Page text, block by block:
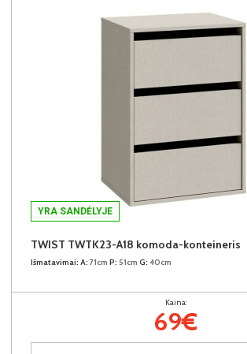
YRA SANDĖLYJE
TWIST TWTK23-A18 komoda-konteineris
Išmatavimai: A: 71cm P: 51cm G: 40cm
Kaina:
69€